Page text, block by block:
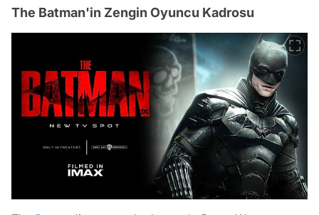
The Batman'in Zengin Oyuncu Kadrosu